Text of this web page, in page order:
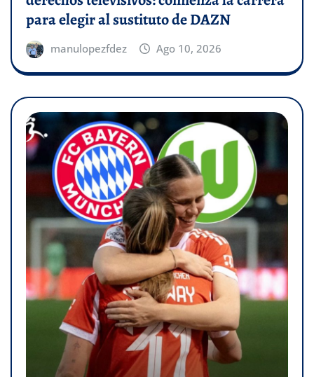
para elegir al sustituto de DAZN
manulopezfdez Ago 10, 2026